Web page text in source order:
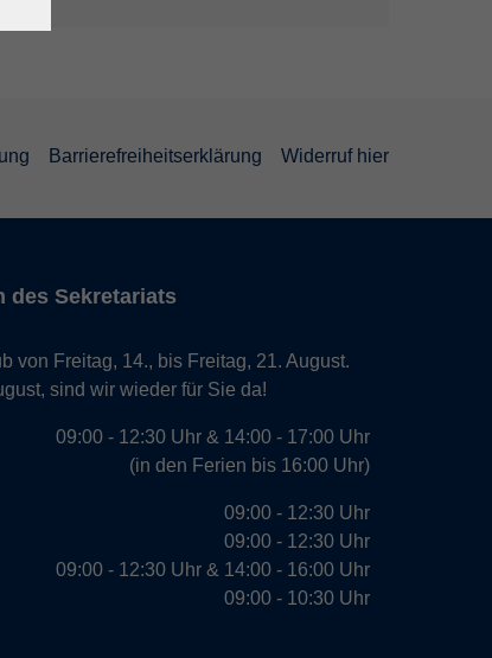
Barrierefreiheitserklärung Widerruf hier
des Sekretariats
von Freitag, 14., bis Freitag, 21. August.
sind wir wieder für Sie da!
09:00 - 12:30 Uhr & 14:00 - 17:00 Uhr
(in den Ferien bis 16:00 Uhr)
09:00 - 12:30 Uhr
09:00 - 12:30 Uhr
09:00 - 12:30 Uhr & 14:00 - 16:00 Uhr
09:00 - 10:30 Uhr